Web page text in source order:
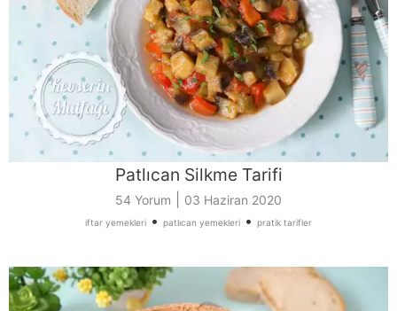
Patlıcan Silkme Tarifi
54 Yorum 03 Haziran 2020
iftar yemekleri • patlıcan yemekleri • pratik tarifler